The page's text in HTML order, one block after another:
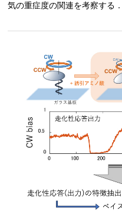
気の重症度の関連を考察する．